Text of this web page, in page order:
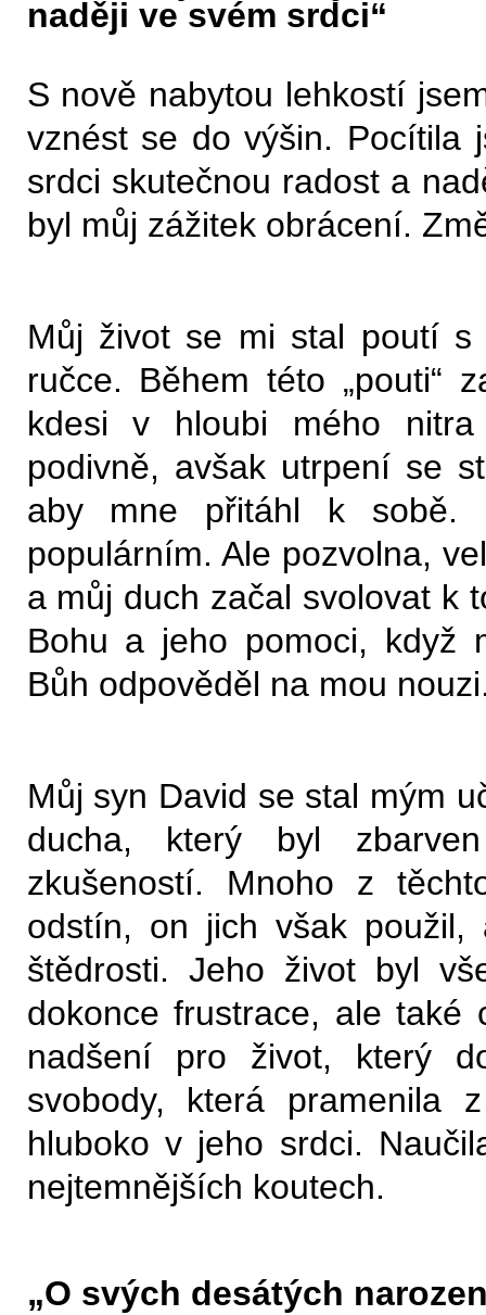
naději ve svém srdci“
S nově nabytou lehkostí
vznést se do výšin. Pocítila
srdci skutečnou radost a
byl můj zážitek obrácení.
Můj život se mi stal poutí s
ručce. Během této „pouti“
kdesi v hloubi mého
podivně, avšak utrpení se
aby mne přitáhl k sobě.
populárním. Ale pozvolna,
a můj duch začal svolovat k
Bohu a jeho pomoci, když
Bůh odpověděl na mou
Můj syn David se stal mým
ducha, který byl
zkušeností. Mnoho z
odstín, on jich však použil,
štědrosti. Jeho život byl
dokonce frustrace, ale také
nadšení pro život, který
svobody, která pramenila
hluboko v jeho srdci.
nejtemnějších koutech.
„O svých desátých